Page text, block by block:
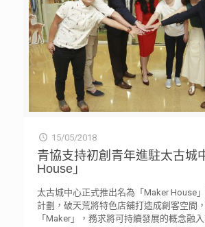
15/05/2018
青協支持初創青年進駐太古城
House」
太古城中心正式推出名為「Maker House
計劃，破天荒將特色店舖打造成創客空間
「Maker」，務求將可持續發展的概念融